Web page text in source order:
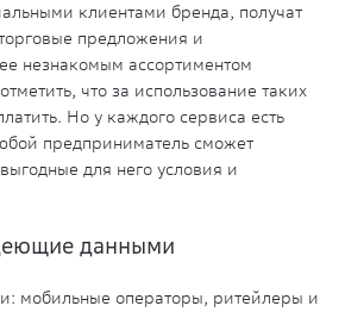
клиентами бренда, получат
предложения и
незнакомым ассортиментом
что за использование таких
Но у каждого сервиса есть
предприниматель сможет
для него условия и
данными
мобильные операторы, ритейлеры и